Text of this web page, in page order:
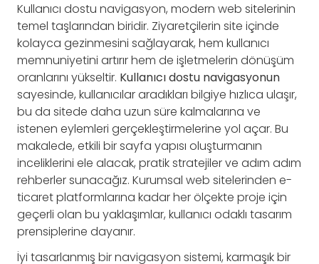
Kullanıcı dostu navigasyon, modern web sitelerinin
temel taşlarından biridir. Ziyaretçilerin site içinde
kolayca gezinmesini sağlayarak, hem kullanıcı
memnuniyetini artırır hem de işletmelerin dönüşüm
oranlarını yükseltir. Kullanıcı dostu navigasyonun
sayesinde, kullanıcılar aradıkları bilgiye hızlıca ulaşır,
bu da sitede daha uzun süre kalmalarına ve
istenen eylemleri gerçekleştirmelerine yol açar. Bu
makalede, etkili bir sayfa yapısı oluşturmanın
inceliklerini ele alacak, pratik stratejiler ve adım adım
rehberler sunacağız. Kurumsal web sitelerinden e-
ticaret platformlarına kadar her ölçekte proje için
geçerli olan bu yaklaşımlar, kullanıcı odaklı tasarım
prensiplerine dayanır.
İyi tasarlanmış bir navigasyon sistemi, karmaşık bir